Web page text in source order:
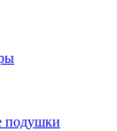
подушки